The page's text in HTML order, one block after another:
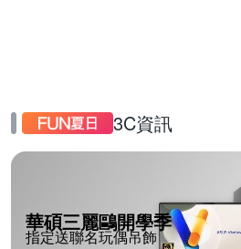
3C資訊
華碩三麗鷗開學季
指定送聯名玩偶吊飾